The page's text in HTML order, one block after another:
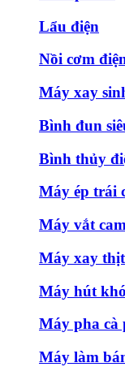
Lẩu điện
Nồi cơm
Máy xay
Bình đun
Bình thủy
Máy ép trái
Máy vắt cam
Máy xay thịt
Máy hút
Máy pha cà
Máy làm